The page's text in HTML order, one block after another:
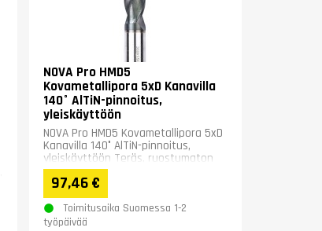
NOVA Pro HMD5
Kovametallipora 5xD Kanavilla
140° AlTiN-pinnoitus,
yleiskäyttöön
NOVA Pro HMD5 Kovametallipora 5xD
Kanavilla 140° AlTiN-pinnoitus,
yleiskäyttöön Teräs, ruostumaton
teräs, valurauta, Kupari,...
97,46 €
Toimitusaika Suomessa 1-2
työpäivää